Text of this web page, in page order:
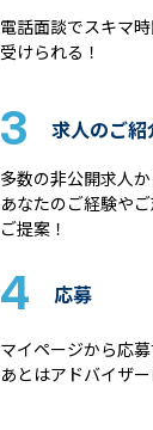
電話面談でスキマ
受けられる！
3 求人のご紹
多数の非公開求人か
あなたのご経験や
ご提案！
4 応募
マイページから応募
あとはアドバイザー